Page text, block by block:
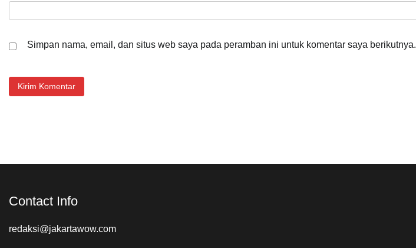
Simpan nama, email, dan situs web saya pada peramban ini untuk komentar saya berikutnya.
Contact Info
redaksi@jakartawow.com